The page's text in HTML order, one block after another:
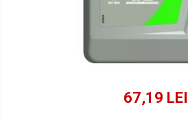
67,19 LEI